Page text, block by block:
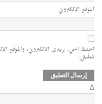
الموقع الإلكتروني
احفظ اسمي، بريدي الإلكتروني، والموقع
تعليقي.
Δ